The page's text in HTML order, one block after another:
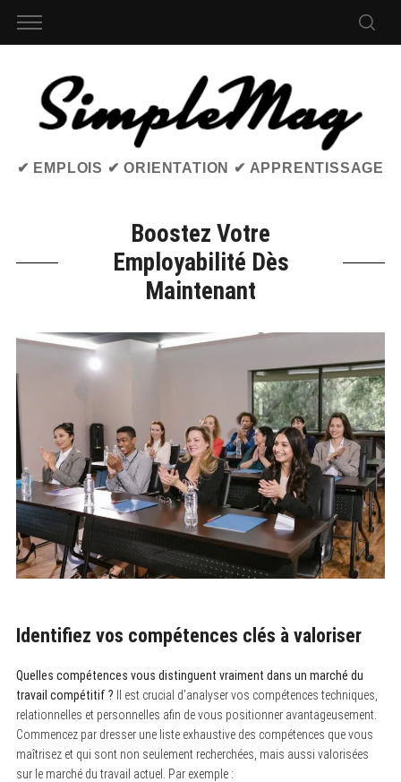
✔ EMPLOIS ✔ ORIENTATION ✔ APPRENTISSAGE
Boostez Votre
Employabilité Dès
Maintenant
Identifiez vos compétences clés à valoriser
Quelles compétences vous distinguent vraiment dans un marché du
travail compétitif ? Il est crucial d’analyser vos compétences techniques,
relationnelles et personnelles afin de vous positionner avantageusement.
Commencez par dresser une liste exhaustive des compétences que vous
maîtrisez et qui sont non seulement recherchées, mais aussi valorisées
sur le marché du travail actuel. Par exemple :